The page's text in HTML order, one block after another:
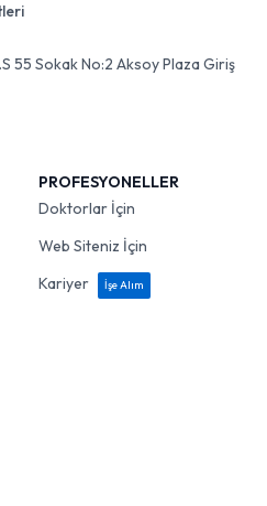
55 Sokak No:2 Aksoy Plaza Giriş
PROFESYONELLER
Doktorlar İçin
Web Siteniz İçin
Kariyer
İşe Alım